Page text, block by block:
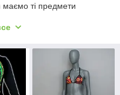
маємо ті предмети
Цей зручний,
місце в серцях не
активного способу життя,